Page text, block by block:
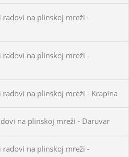
na plinskoj mreži -
na plinskoj mreži -
na plinskoj mreži - Krapina
na plinskoj mreži - Daruvar
na plinskoj mreži -